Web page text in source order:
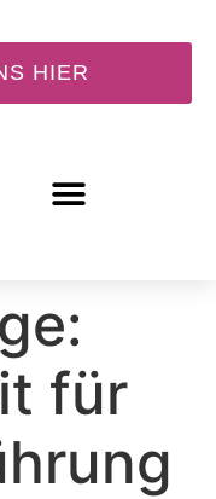
HIER
für